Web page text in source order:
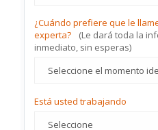
¿Cuándo prefiere que le
experta?
(Le dará toda la
inmediato, sin esperas)
Está usted trabajando